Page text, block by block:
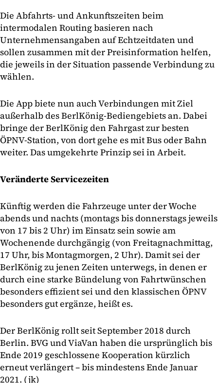
Die Abfahrts- und Ankunftszeiten beim
intermodalen Routing basieren nach
Unternehmensangaben auf Echtzeitdaten und
sollen zusammen mit der Preisinformation helfen,
die jeweils in der Situation passende Verbindung zu
wählen.
Die App biete nun auch Verbindungen mit Ziel
außerhalb des BerlKönig-Bediengebiets an. Dabei
bringe der BerlKönig den Fahrgast zur besten
ÖPNV-Station, von dort gehe es mit Bus oder Bahn
weiter. Das umgekehrte Prinzip sei in Arbeit.
Veränderte Servicezeiten
Künftig werden die Fahrzeuge unter der Woche
abends und nachts (montags bis donnerstags jeweils
von 17 bis 2 Uhr) im Einsatz sein sowie am
Wochenende durchgängig (von Freitagnachmittag,
17 Uhr, bis Montagmorgen, 2 Uhr). Damit sei der
BerlKönig zu jenen Zeiten unterwegs, in denen er
durch eine starke Bündelung von Fahrtwünschen
besonders effizient sei und den klassischen ÖPNV
besonders gut ergänze, heißt es.
Der BerlKönig rollt seit September 2018 durch
Berlin. BVG und ViaVan haben die ursprünglich bis
Ende 2019 geschlossene Kooperation kürzlich
erneut verlängert – bis mindestens Ende Januar
2021. (jk)